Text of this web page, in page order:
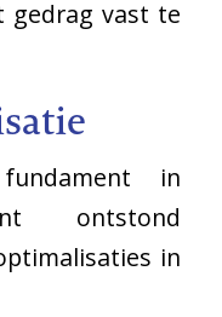
gedrag vast te
in
ontstond
in